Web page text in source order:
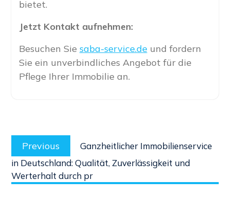
bietet.
Jetzt Kontakt aufnehmen:
Besuchen Sie saba-service.deund fordern
Sie ein unverbindliches Angebot für die
Pflege Ihrer Immobilie an.
Post
navigation
Previous
Previous
post:
Ganzheitlicher Immobilienservice
in Deutschland: Qualität, Zuverlässigkeit und
Werterhalt durch pr